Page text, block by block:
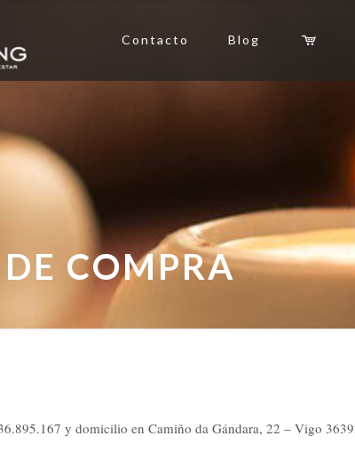
Contacto Blog
COMPRA
y domicilio en Camiño da Gándara, 22 – Vigo